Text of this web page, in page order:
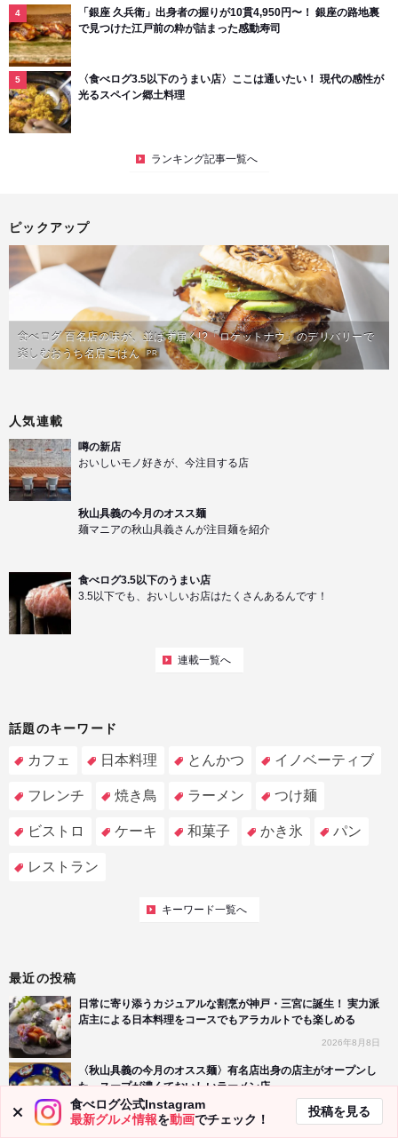
「銀座 久兵衛」出身者の握りが10貫4,950円〜！ 銀座の路地裏
で見つけた江戸前の粋が詰まった感動寿司
〈食べログ3.5以下のうまい店〉ここは通いたい！ 現代の感性が
光るスペイン郷土料理
ランキング記事一覧へ
ピックアップ
食べログ 百名店の味が、並ばず届く!?「ロケットナウ」のデリバリーで
楽しむおうち名店ごはん PR
人気連載
噂の新店
おいしいモノ好きが、今注目する店
秋山具義の今月のオスス麺
麺マニアの秋山具義さんが注目麺を紹介
食べログ3.5以下のうまい店
3.5以下でも、おいしいお店はたくさんあるんです！
連載一覧へ
話題のキーワード
カフェ 日本料理 とんかつ イノベーティブ
フレンチ 焼き鳥 ラーメン つけ麺
ビストロ ケーキ 和菓子 かき氷 パン
レストラン
キーワード一覧へ
最近の投稿
日常に寄り添うカジュアルな割烹が神戸・三宮に誕生！ 実力派
店主による日本料理をコースでもアラカルトでも楽しめる
2026年8月8日
〈秋山具義の今月のオスス麺〉有名店出身の店主がオープンし
た、スープが濃くておいしいラーメン店
2026年8月7日
食べログ公式Instagram
最新グルメ情報を動画でチェック！
投稿を見る